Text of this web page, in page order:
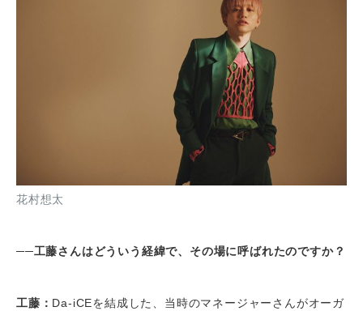
花村想太
──工藤さんはどういう経緯で、その場に呼ばれたのですか？
工藤： Da-iCEを結成した、当時のマネージャーさんがオーガ